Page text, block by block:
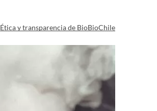
Ética y transparencia de BioBioChile